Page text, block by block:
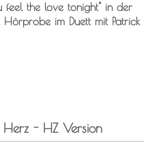
feel the love tonight" in der
Hörprobe im Duett mit Patrick
- HZ Version